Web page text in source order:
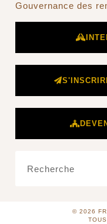
Gouvernance des
© 2026